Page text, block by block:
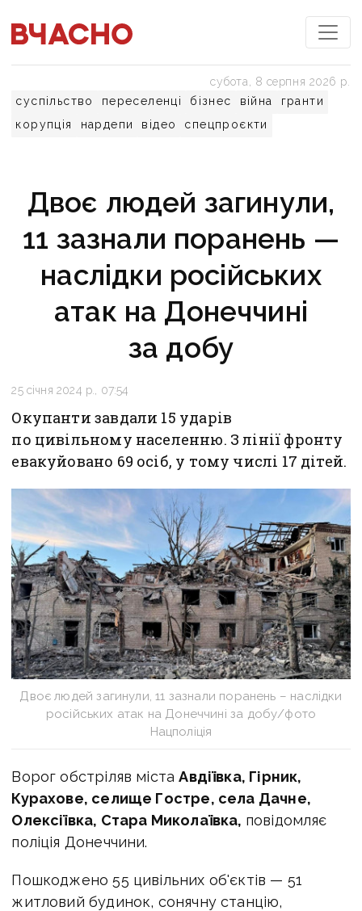
суспільство переселенці бізнес війна
гранти
корупція
нардепи відео спецпроєкти
субота, 8 серпня 2026 р.
Двоє людей загинули,
11 зазнали поранень —
наслідки російських
атак на Донеччині
за добу
25 січня 2024 р., 07:54
Окупанти завдали 15 ударів
по цивільному населенню. З лінії фронту
евакуйовано 69 осіб, у тому числі 17 дітей.
Двоє людей загинули, 11 зазнали поранень – наслідки
російських атак на Донеччині за добу/фото
Нацполіція
Ворог обстріляв містаАвдіївка, Гірник,
Курахове, селище Гостре, села Дачне,
Олексіївка, Стара Миколаївка, повідомляє
поліція Донеччини.
Пошкоджено 55 цивільних об'єктів — 51
житловий будинок, сонячну станцію,